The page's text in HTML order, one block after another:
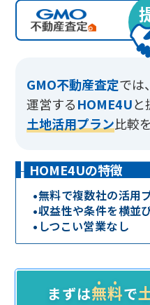
GMO不動産査定では、
運営するHOME4U
土地活用プラン比較
HOME4Uの特徴
•無料で複数社の活用
•収益性や条件を横並
• しつこい営業なし
まずは無料で